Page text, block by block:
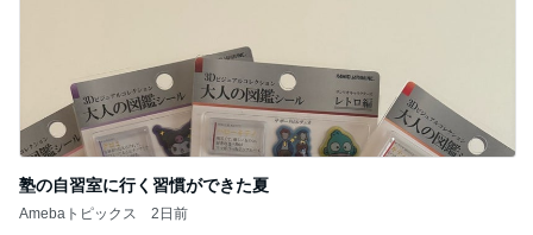
塾の自習室に行く習慣ができた夏
Amebaトピックス 2日前